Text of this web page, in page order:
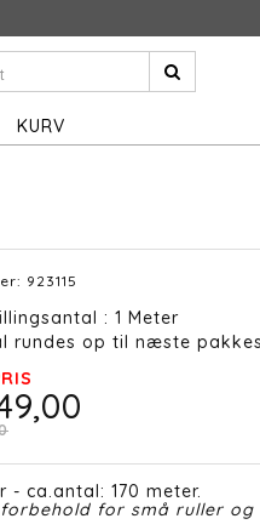
KURV
923115
: 1 Meter
rundes op til næste
- ca.antal: 170 meter.
for små ruller